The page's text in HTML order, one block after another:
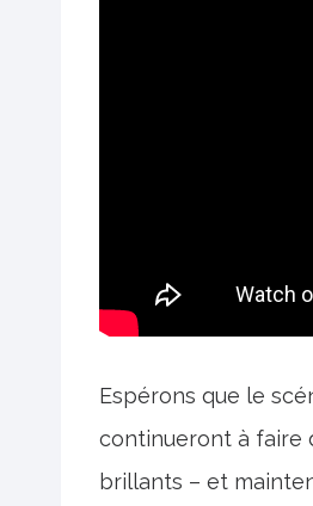
Espérons que le
continueront à faire
brillants – et